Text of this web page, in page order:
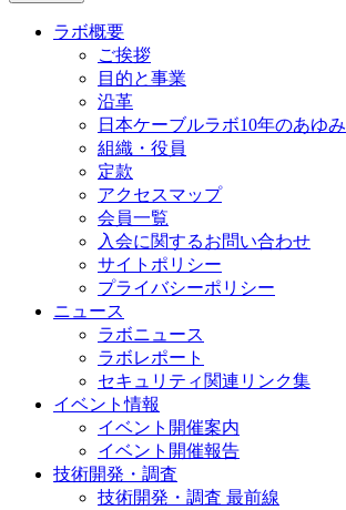
ラボ概要
ご挨拶
目的と事業
沿革
日本ケーブルラボ10年のあゆみ
組織・役員
定款
アクセスマップ
会員一覧
入会に関するお問い合わせ
サイトポリシー
プライバシーポリシー
ニュース
ラボニュース
ラボレポート
セキュリティ関連リンク集
イベント情報
イベント開催案内
イベント開催報告
技術開発・調査
技術開発・調査 最前線